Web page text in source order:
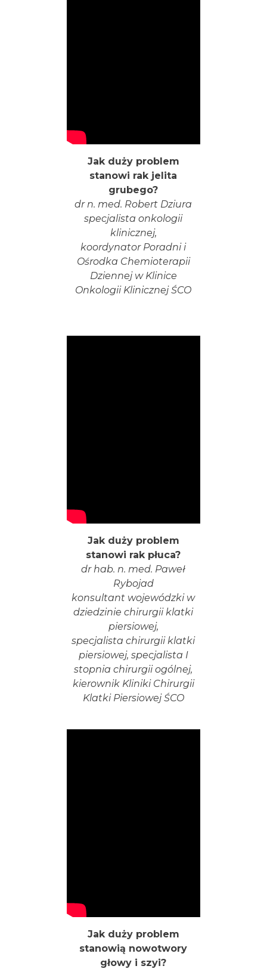
Jak duży problem
stanowi rak jelita
grubego?
dr n. med. Robert Dziura
specjalista onkologii
klinicznej,
koordynator Poradni i
Ośrodka Chemioterapii
Dziennej w Klinice
Onkologii Klinicznej ŚCO
Jak duży problem
stanowi rak płuca?
dr hab. n. med. Paweł
Rybojad
konsultant wojewódzki w
dziedzinie chirurgii klatki
piersiowej,
specjalista chirurgii klatki
piersiowej, specjalista I
stopnia chirurgii ogólnej,
kierownik Kliniki Chirurgii
Klatki Piersiowej ŚCO
Jak duży problem
stanowią nowotwory
głowy i szyi?